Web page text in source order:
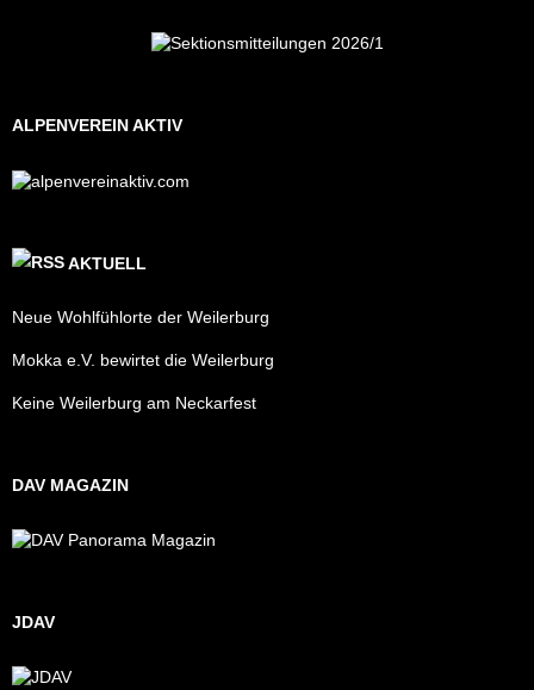
ALPENVEREIN AKTIV
AKTUELL
Neue Wohlfühlorte der Weilerburg
Mokka e.V. bewirtet die Weilerburg
Keine Weilerburg am Neckarfest
DAV MAGAZIN
JDAV